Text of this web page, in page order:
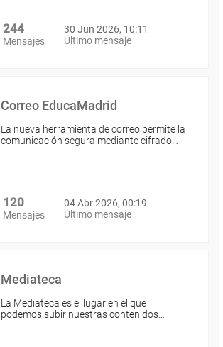
244
Mensajes
30 Jun 2026, 10:11
Último mensaje
Correo EducaMadrid
La nueva herramienta de correo permite la
comunicación segura mediante cifrado…
120
Mensajes
04 Abr 2026, 00:19
Último mensaje
Mediateca
La Mediateca es el lugar en el que
podemos subir nuestras contenidos…